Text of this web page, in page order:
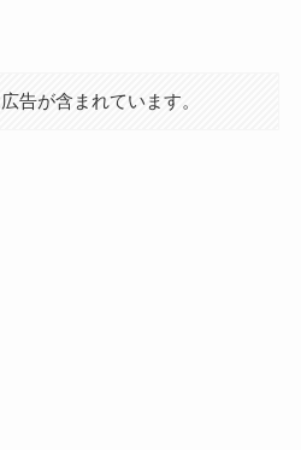
告が含まれています。